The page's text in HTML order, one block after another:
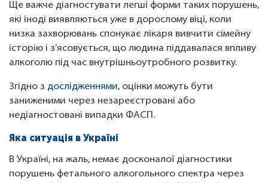
Ще важче діагностувати легші форми таких порушень,
які іноді виявляються уже в дорослому віці, коли
низка захворювань спонукає лікаря вивчити сімейну
історію і з’ясовується, що людина піддавалася впливу
алкоголю під час внутрішньоутробного розвитку.
Згідно з дослідженнями, оцінки можуть бути
заниженими через незареєстровані або
недіагностовані випадки ФАСП.
Яка ситуація в Україні
В Україні, на жаль, немає досконалої діагностики
порушень фетального алкогольного спектра через